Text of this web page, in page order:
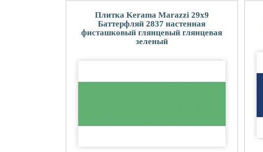
Плитка Kerama Marazzi 29x9
Баттерфляй 2837 настенная
фисташковый глянцевый глянцевая
зеленый